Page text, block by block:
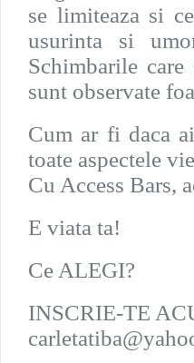
se limiteaza si
usurinta si
Schimbarile
sunt observate
Cum ar fi daca
toate aspectele
Cu Access Bars,
E viata ta!
Ce ALEGI?
INSCRIE-TE